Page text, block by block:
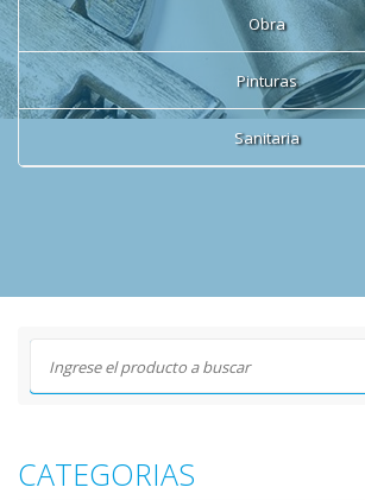
Obra
Pinturas
Sanitaria
CATEGORIAS